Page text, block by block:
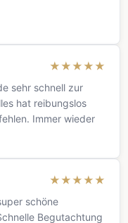
★ ★ ★ ★ ★
sehr schnell zur
hat reibungslos
Immer wieder
★ ★ ★ ★ ★
schöne
Begutachtung